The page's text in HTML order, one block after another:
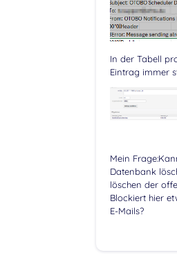
In der Tabell
Eintrag immer
Mein
Datenbank
löschen der
Blockiert hier
E-Mails?